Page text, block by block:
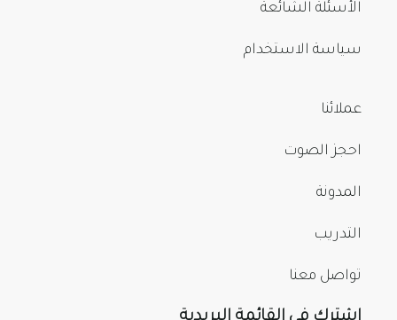
الأسئلة الشائعة
سياسة الاستخدام
عملائنا
احجز الصوت
المدونة
التدريب
تواصل معنا